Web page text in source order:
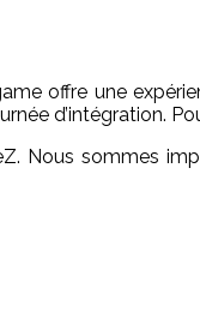
offre une
d’intégration.
Nous sommes